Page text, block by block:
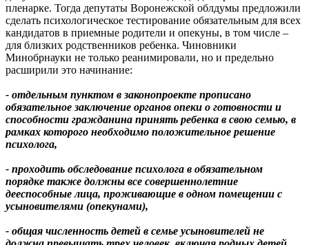
пленарке. Тогда депутаты Воронежской облдумы предложили
сделать психологическое тестирование обязательным для всех
кандидатов в приемные родители и опекуны, в том числе –
для близких родственников ребенка. Чиновники
Минобрнауки не только реанимировали, но и предельно
расширили это начинание:
- отдельным пунктом в законопроекте прописано
обязательное заключение органов опеки о готовности и
способности гражданина принять ребенка в свою семью, в
рамках которого необходимо положительное решение
психолога,
- проходить обследование психолога в обязательном
порядке также должны все совершеннолетние
дееспособные лица, проживающие в одном помещении с
усыновителями (опекунами),
- общая численность детей в семье усыновителей не